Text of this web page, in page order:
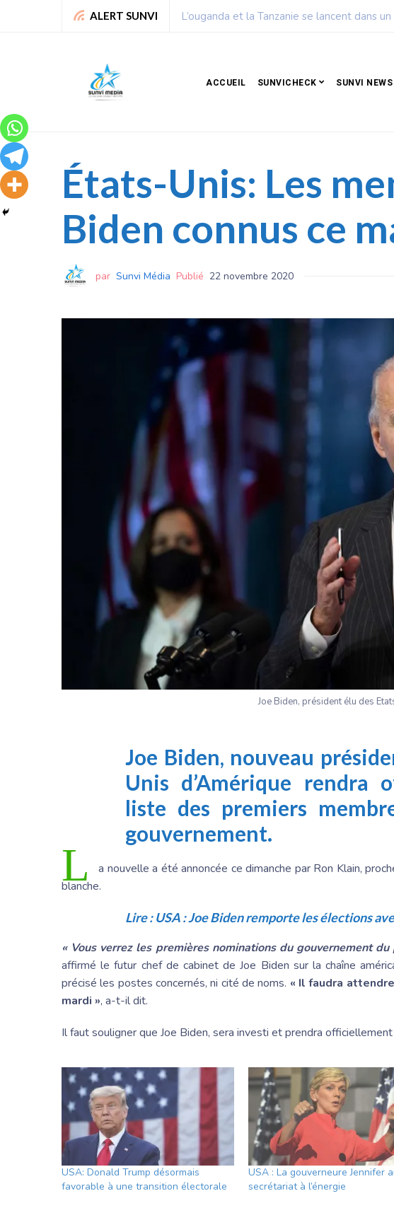
ALERT SUNVI Chronique de Nelie : Un peuple qui résiste
ACCUEIL SUNVICHECK SUNVI NEWS
États-Unis: Les
Biden connus ce
par Sunvi Média Publié 22 novembre 2020
Joe Biden, président élu des
Joe Biden, nouveau
Unis d’Amérique rendra
liste des premiers
gouvernement.
L
a nouvelle a été annoncée ce dimanche par Ron Klain,
blanche.
Lire :USA : Joe Biden remporte les élections
« Vous verrez les premières nominations du gouvernement
affirmé le futur chef de cabinet de Joe Biden sur la chaîne
précisé les postes concernés, ni cité de noms. « Il faudra
mardi », a-t-il dit.
Il faut souligner que Joe Biden, sera investi et prendra
USA: Donald Trump désormais
favorable à une transition électorale
USA : La gouverneure Jennifer
secrétariat à l’énergie